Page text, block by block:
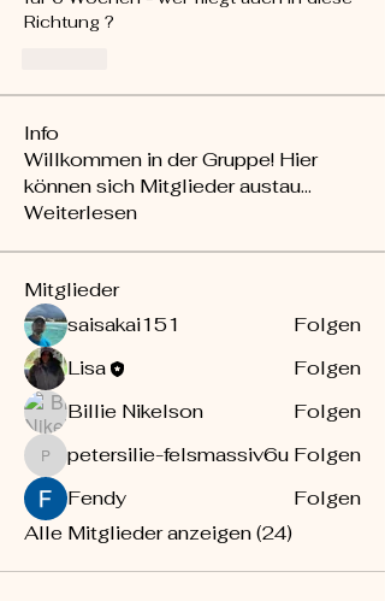
Richtung ?
Info
Willkommen in der Gruppe! Hier
können sich Mitglieder austau...
Weiterlesen
Mitglieder
saisakai151
Folgen
Lisa
Folgen
Billie Nikelson
Folgen
petersilie-felsmassiv6u
petersilie-felsmassiv6u Folgen
Fendy
Folgen
Alle Mitglieder anzeigen (24)